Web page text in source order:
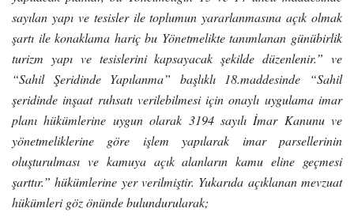
sayılan yapı ve tesisler ile toplumun yararlanmasına açık olmak
şartı ile konaklama hariç bu Yönetmelikte tanımlanan günübirlik
turizm yapı ve tesislerini kapsayacak şekilde düzenlenir.” ve
“Sahil Şeridinde Yapılanma” başlıklı 18.maddesinde “Sahil
şeridinde inşaat ruhsatı verilebilmesi için onaylı uygulama imar
planı hükümlerine uygun olarak 3194 sayılı İmar Kanunu ve
yönetmeliklerine göre işlem yapılarak imar parsellerinin
oluşturulması ve kamuya açık alanların kamu eline geçmesi
şarttır.” hükümlerine yer verilmiştir. Yukarıda açıklanan mevzuat
hükümleri göz önünde bulundurularak;